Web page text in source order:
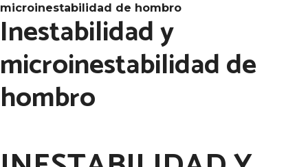
microinestabilidad de hombro
Inestabilidad y
microinestabilidad de
hombro